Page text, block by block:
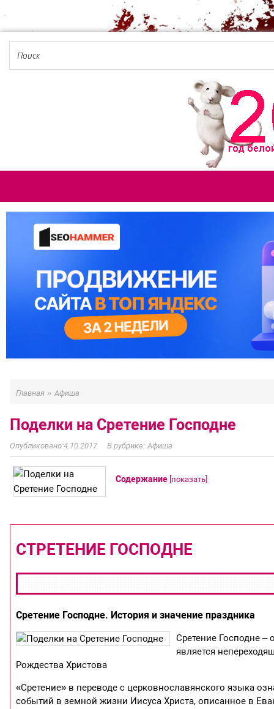
Главная » Афиша
Поделки на Сретение Господне
4.10.2017 Афиша
Содержание [показать]
СТРЕТЕНИЕ ГОСПОДНЕ
Сретение Господне. История и значение праздника
Сретение Господне –
является
Рождества Христова
«Сретение» в переводе с церковнославянского языка
событий в земной жизни Иисуса Христа, описанное в